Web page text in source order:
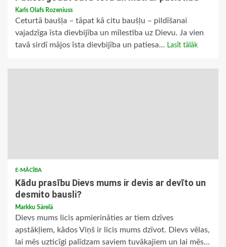
Karls Olafs Rozeniuss
Ceturtā baušļa – tāpat kā citu baušļu – pildīšanai
vajadzīga īsta dievbijība un mīlestība uz Dievu. Ja vien
tavā sirdī mājos īsta dievbijība un patiesa... Lasīt tālāk
E-MĀCĪBA
Kādu prasību Dievs mums ir devis ar devīto un
desmito bausli?
Markku Särelä
Dievs mums licis apmierināties ar tiem dzīves
apstākļiem, kādos Viņš ir licis mums dzīvot. Dievs vēlas,
lai mēs uzticīgi palīdzam saviem tuvākajiem un lai mēs...